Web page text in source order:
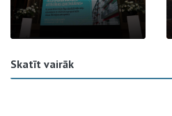
Skatīt vairāk